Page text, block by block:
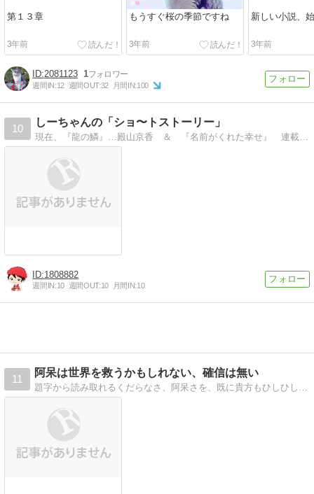
第１３章
3年前
もうすぐ桜の季節ですね
3年前
新しい小説、
3年前
2081123 1
週間IN:12 週間OUT:32 月間IN:100
10
しーちゃんの「ショ〜トストーリー」
現在、『龍の鱗』…殿山京香 ＆ 『名前がくれた幸せ』 連載中。
1808882
週間IN:10 週間OUT:10 月間IN:10
11
阿呆は世界を救うかもしれない、確信は無い
題字から読み取れるくだらなさ、阿呆さを、既に貴方もひしひしと感じているであろうそう、ここの管理人はもうどうしようもない阿呆なのである